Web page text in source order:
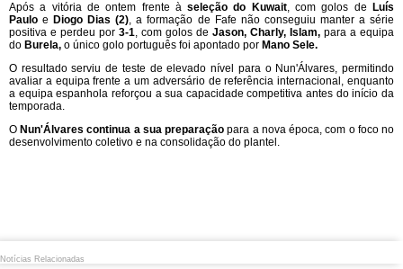
Após a vitória de ontem frente àseleção do Kuwait, com golos de
Luís
Paulo e Diogo Dias (2), a formação de Fafe não conseguiu manter a série
positiva e perdeu por 3-1, com golos de Jason, Charly, Islam, para a equipa
do Burela, o único golo português foi apontado por Mano Sele.
O resultado serviu de teste de elevado nível para o Nun'Álvares, permitindo
avaliar a equipa frente a um adversário de referência internacional, enquanto
a equipa espanhola reforçou a sua capacidade competitiva antes do início da
temporada.
O Nun'Álvares continua a sua preparação para a nova época, com o foco no
desenvolvimento coletivo e na consolidação do plantel.
Notícias Relacionadas